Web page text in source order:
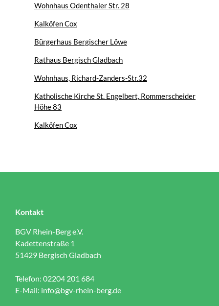
Wohnhaus Odenthaler Str. 28
Kalköfen Cox
Bürgerhaus Bergischer Löwe
Rathaus Bergisch Gladbach
Wohnhaus, Richard-Zanders-Str.32
Katholische Kirche St. Engelbert, Rommerscheider
Höhe 83
Kalköfen Cox
Kontakt
BGV Rhein-Berg e.V.
Kadettenstraße 1
51429 Bergisch Gladbach
Telefon: 02204 201 684
E-Mail: info@bgv-rhein-berg.de